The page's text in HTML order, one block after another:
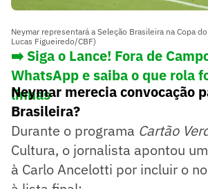
Neymar representará a Seleção Brasileira na Copa
Lucas Figueiredo/CBF)
➡️ Siga o Lance! Fora de
WhatsApp e saiba o que rola
linhas
Neymar merecia convocação
Brasileira?
Durante o programa Cartão
Cultura, o jornalista apontou
à Carlo Ancelotti por incluir o